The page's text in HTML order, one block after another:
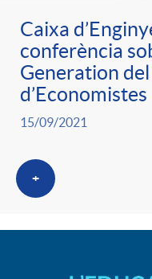
Caixa
conferència
Generation del
d’Economistes
15/09/2021
+